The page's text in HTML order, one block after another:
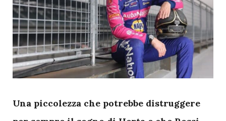
Una piccolezza che potrebbe distruggere